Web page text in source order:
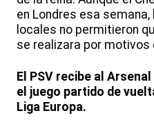
en Londres esa semana,
locales no permitieron
se realizara por motivos
El PSV recibe al
el juego partido de
Liga Europa.